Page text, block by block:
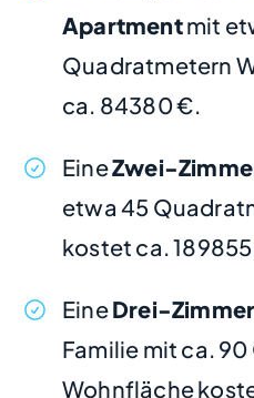
Apartmentmit
Quadratmetern
ca. 84380 €.
EineZwei-
etwa 45
kostet ca.
EineDrei-
Familie mit ca.
Wohnfläche